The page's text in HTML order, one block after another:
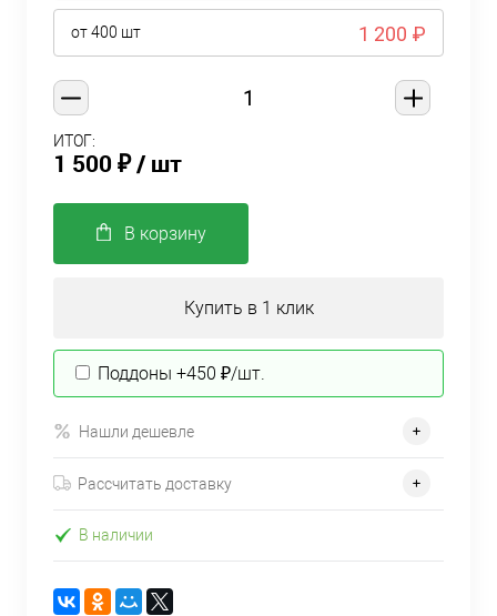
от 400 шт 1 200 ₽
ИТОГ:
1 500 ₽/ шт
В корзину
Купить в 1 клик
Поддоны +450 ₽/шт.
Нашли дешевле
Рассчитать доставку
В наличии